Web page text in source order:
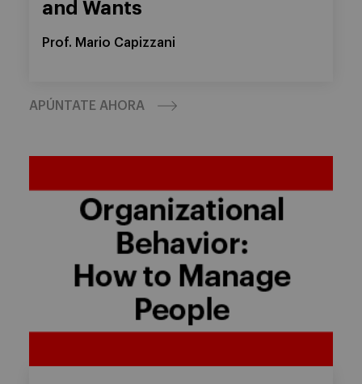
and Wants
Prof. Mario Capizzani
APÚNTATE AHORA